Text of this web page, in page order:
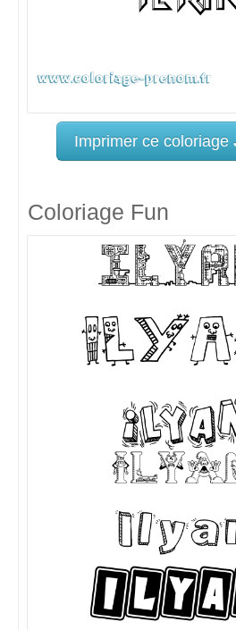
Imprimer ce coloriage
Coloriage Fun